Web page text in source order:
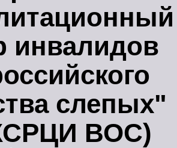
инвалидов
слепых"
ВОС)